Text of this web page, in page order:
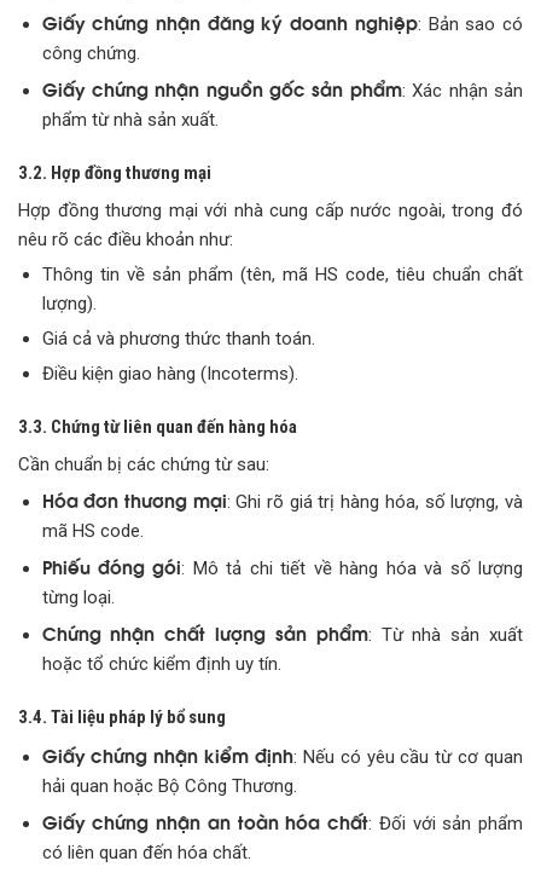
Giấy chứng nhận đăng ký doanh nghiệp: Bản sao có
công chứng.
Giấy chứng nhận nguồn gốc sản phẩm: Xác nhận sản
phẩm từ nhà sản xuất.
3.2. Hợp đồng thương mại
Hợp đồng thương mại với nhà cung cấp nước ngoài, trong đó
nêu rõ các điều khoản như:
Thông tin về sản phẩm (tên, mã HS code, tiêu chuẩn chất
lượng).
Giá cả và phương thức thanh toán.
Điều kiện giao hàng (Incoterms).
3.3. Chứng từ liên quan đến hàng hóa
Cần chuẩn bị các chứng từ sau:
Hóa đơn thương mại: Ghi rõ giá trị hàng hóa, số lượng, và
mã HS code.
Phiếu đóng gói: Mô tả chi tiết về hàng hóa và số lượng
từng loại.
Chứng nhận chất lượng sản phẩm: Từ nhà sản xuất
hoặc tổ chức kiểm định uy tín.
3.4. Tài liệu pháp lý bổ sung
Giấy chứng nhận kiểm định: Nếu có yêu cầu từ cơ quan
hải quan hoặc Bộ Công Thương.
Giấy chứng nhận an toàn hóa chất: Đối với sản phẩm
có liên quan đến hóa chất.